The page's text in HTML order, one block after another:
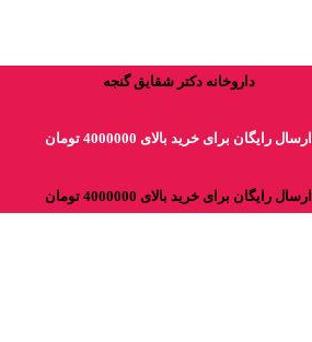
داروخانه دکتر شقایق گنجه
ارسال رایگان برای خرید بالای 4000000 تومان
ارسال رایگان برای خرید بالای 4000000 تومان